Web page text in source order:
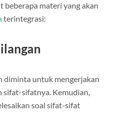
beberapa materi yang akan
terintegrasi:
diminta untuk mengerjakan
sifat-sifatnya. Kemudian,
soal sifat-sifat